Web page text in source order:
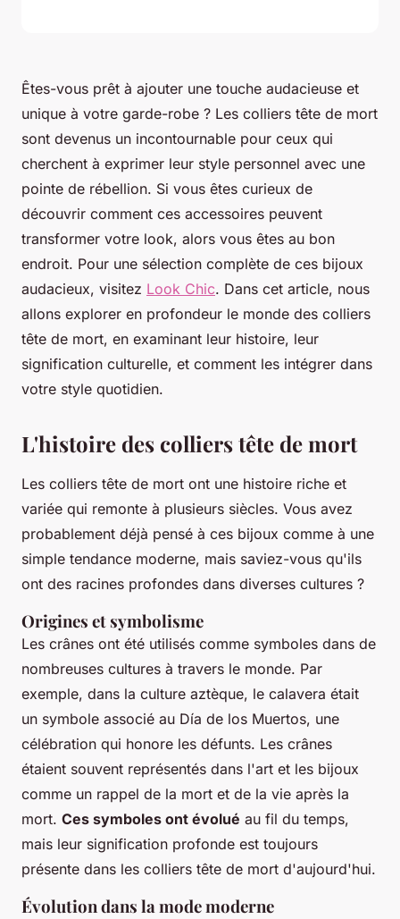
Êtes-vous prêt à ajouter une touche audacieuse et
unique à votre garde-robe ? Les colliers tête de mort
sont devenus un incontournable pour ceux qui
cherchent à exprimer leur style personnel avec une
pointe de rébellion. Si vous êtes curieux de
découvrir comment ces accessoires peuvent
transformer votre look, alors vous êtes au bon
endroit. Pour une sélection complète de ces bijoux
audacieux, visitez Look Chic. Dans cet article, nous
allons explorer en profondeur le monde des colliers
tête de mort, en examinant leur histoire, leur
signification culturelle, et comment les intégrer dans
votre style quotidien.
L'histoire des colliers tête de mort
Les colliers tête de mort ont une histoire riche et
variée qui remonte à plusieurs siècles. Vous avez
probablement déjà pensé à ces bijoux comme à une
simple tendance moderne, mais saviez-vous qu'ils
ont des racines profondes dans diverses cultures ?
Origines et symbolisme
Les crânes ont été utilisés comme symboles dans de
nombreuses cultures à travers le monde. Par
exemple, dans la culture aztèque, le calavera était
un symbole associé au Día de los Muertos, une
célébration qui honore les défunts. Les crânes
étaient souvent représentés dans l'art et les bijoux
comme un rappel de la mort et de la vie après la
mort. Ces symboles ont évolué au fil du temps,
mais leur signification profonde est toujours
présente dans les colliers tête de mort d'aujourd'hui.
Évolution dans la mode moderne